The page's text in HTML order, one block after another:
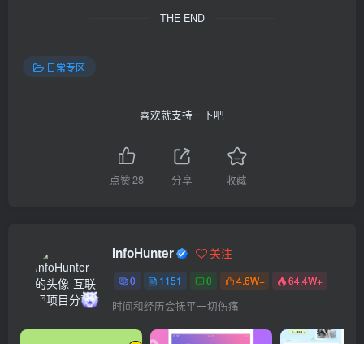
THE END
日常专区
喜欢就支持一下吧
点赞28 分享 收藏
InfoHunter 关注
0 1151 0 4.6W+ 64.4W+
时间和经历会抚平一切伤痛